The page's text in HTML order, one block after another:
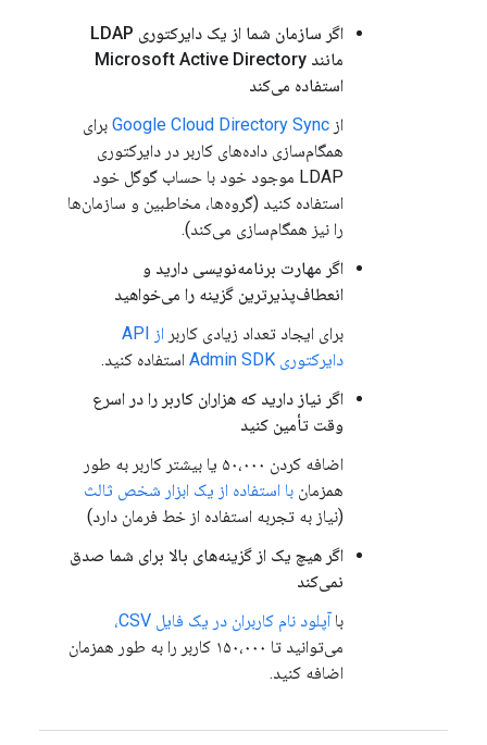
اگر سازمان شما از یک دایرکتوری LDAP
مانند Microsoft Active Directory
استفاده می‌کند
از Google Cloud Directory Sync برای
همگام‌سازی داده‌های کاربر در دایرکتوری
LDAP موجود خود با حساب گوگل خود
استفاده کنید (گروه‌ها، مخاطبین و سازمان‌ها
را نیز همگام‌سازی می‌کند).
اگر مهارت برنامه‌نویسی دارید و
انعطاف‌پذیرترین گزینه را می‌خواهید
برای ایجاد تعداد زیادی کاربر
از API
دایرکتوری Admin SDK
استفاده کنید.
اگر نیاز دارید که هزاران کاربر را در اسرع
وقت تأمین کنید
اضافه کردن ۵۰،۰۰۰ یا بیشتر کاربر به طور
همزمان با استفاده از یک ابزار شخص ثالث
(نیاز به تجربه استفاده از خط فرمان دارد)
اگر هیچ یک از گزینه‌های بالا برای شما صدق
نمی‌کند
باآپلود نام کاربران در یک فایل CSV،
می‌توانید تا ۱۵۰،۰۰۰ کاربر را به طور همزمان
اضافه کنید.